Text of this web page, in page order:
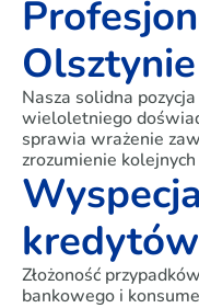
Olsztynie
Nasza solidna
wieloletniego
sprawia wrażenie
zrozumienie
Złożoność
bankowego i